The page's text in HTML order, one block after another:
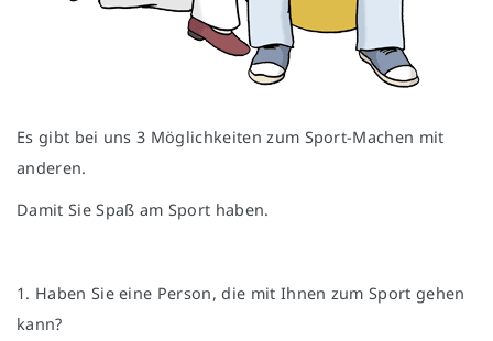
Es gibt bei uns 3 Möglichkeiten zum Sport-Machen mit
anderen.
Damit Sie Spaß am Sport haben.
1. Haben Sie eine Person, die mit Ihnen zum Sport gehen
kann?